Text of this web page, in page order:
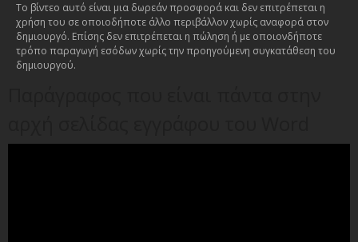
Το βίντεο αυτό είναι μια δωρεάν προσφορά και δεν επιτρέπεται η
χρήση του σε οποιοδήποτε άλλο περιβάλλον χωρίς αναφορά στον
δημιουργό. Επίσης δεν επιτρέπεται η πώληση ή με οποιονδήποτε
τρόπο παραγωγή εσόδων χωρίς την προηγούμενη συγκατάθεση του
δημιουργού.